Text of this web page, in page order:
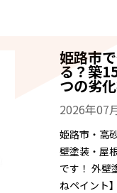
姫路市
る？築
つの劣
2026年07
姫路市・高
壁塗装・屋
です！ 外壁
ねペイント